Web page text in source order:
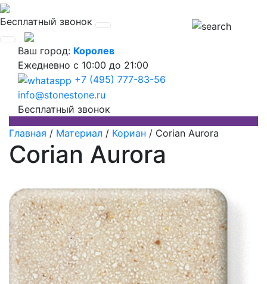
Бесплатный звонок
Ваш город: Королев
Ежедневно с 10:00 до 21:00
+7 (495) 777-83-56
info@stonestone.ru
Бесплатный звонок
Главная / Материал / Кориан / Corian Aurora
Corian Aurora